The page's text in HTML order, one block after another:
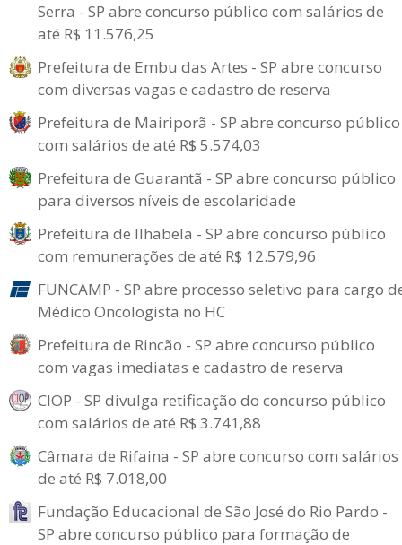
Serra - SP abre concurso público com salários de
até R$ 11.576,25
Prefeitura de Embu das Artes - SP abre concurso
com diversas vagas e cadastro de reserva
Prefeitura de Mairiporã - SP abre concurso público
com salários de até R$ 5.574,03
Prefeitura de Guarantã - SP abre concurso público
para diversos níveis de escolaridade
Prefeitura de Ilhabela - SP abre concurso público
com remunerações de até R$ 12.579,96
FUNCAMP - SP abre processo seletivo para cargo
Médico Oncologista no HC
Prefeitura de Rincão - SP abre concurso público
com vagas imediatas e cadastro de reserva
CIOP - SP divulga retificação do concurso público
com salários de até R$ 3.741,88
Câmara de Rifaina - SP abre concurso com salários
de até R$ 7.018,00
Fundação Educacional de São José do Rio Pardo -
SP abre concurso público para formação de